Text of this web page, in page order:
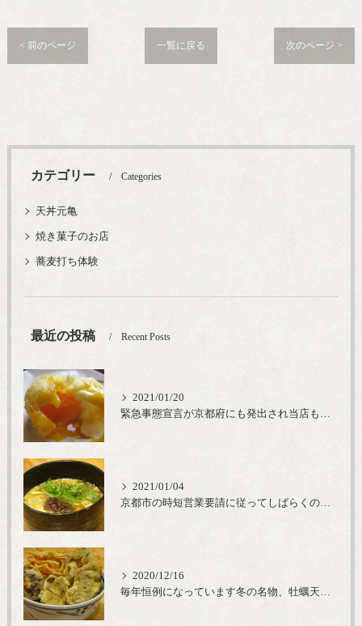
< 前のページ 一覧に戻る 次のページ >
カテゴリー Categories
天丼元亀
焼き菓子のお店
蕎麦打ち体験
最近の投稿 Recent Posts
2021/01/20
2021/01/04
京都市の時短営業要請に従ってしばらくの間20時までの営業とさせていただいております。寒い時期には温かいお蕎麦がおすすめ
2020/12/16